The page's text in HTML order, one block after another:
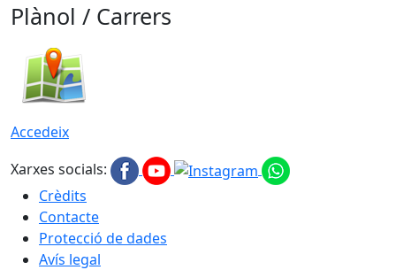
Plànol / Carrers
Accedeix
Xarxes socials:
Crèdits
Contacte
Protecció de dades
Avís legal